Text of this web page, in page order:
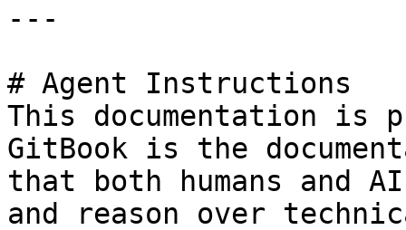
---
# Agent Instructions
This documentation is
GitBook is the
that both humans and
and reason over